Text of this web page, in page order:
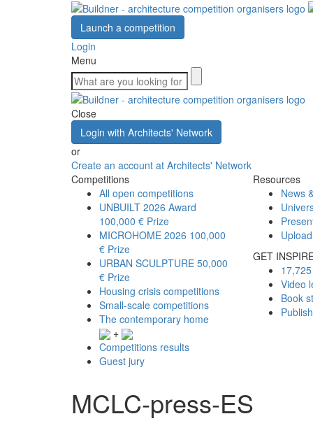
Launch a competition
Login
Menu
Close
Login with Architects' Network
or
Create an account at Architects' Network
Competitions
All open competitions
UNBUILT 2026 Award
100,000 € Prize
MICROHOME 2026 100,000
€ Prize
URBAN SCULPTURE 50,000
€ Prize
Housing crisis competitions
Small-scale competitions
The contemporary home
+
Competitions results
Guest jury
Resources
News
GET
Video
Book
MCLC-press-ES